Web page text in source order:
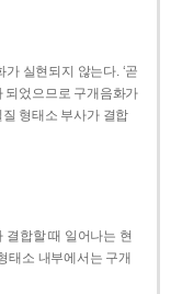
실현되지 않는다. ‘곧
되었으므로 구개음화가
질 형태소 부사가 결합
결합할 때 일어나는 현
태소 내부에서는 구개